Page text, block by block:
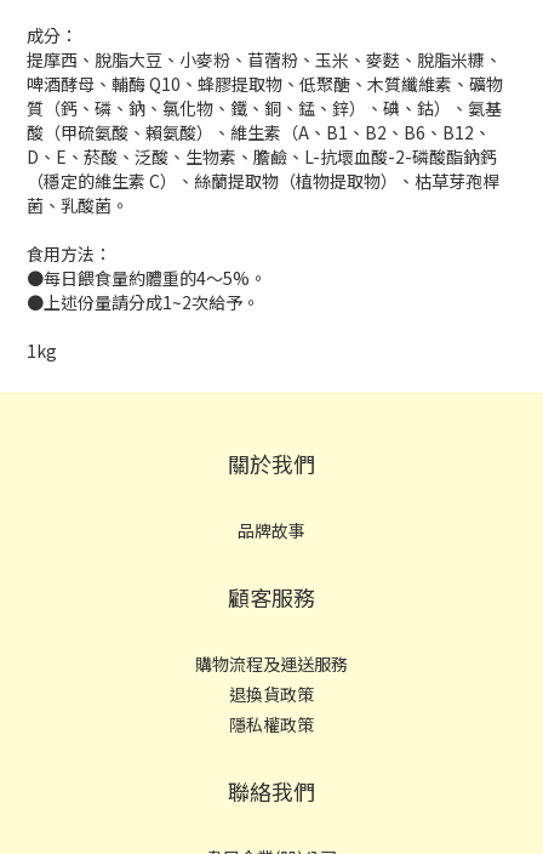
成分：
提摩西、脫脂大豆、小麥粉、苜蓿粉、玉米、麥麩、脫脂米糠、
啤酒酵母、輔酶 Q10、蜂膠提取物、低聚醣、木質纖維素、礦物
質（鈣、磷、鈉、氯化物、鐵、銅、錳、鋅）、碘、鈷）、氨基
酸（甲硫氨酸、賴氨酸）、維生素（A、B1、B2、B6、B12、
D、E、菸酸、泛酸、生物素、膽鹼、L-抗壞血酸-2-磷酸酯鈉鈣
（穩定的維生素 C）、絲蘭提取物（植物提取物）、枯草芽孢桿
菌、乳酸菌。
食用方法：
●每日餵食量約體重的4～5%。
●上述份量請分成1~2次給予。
1kg
關於我們
品牌故事
顧客服務
購物流程及運送服務
退換貨政策
隱私權政策
聯絡我們